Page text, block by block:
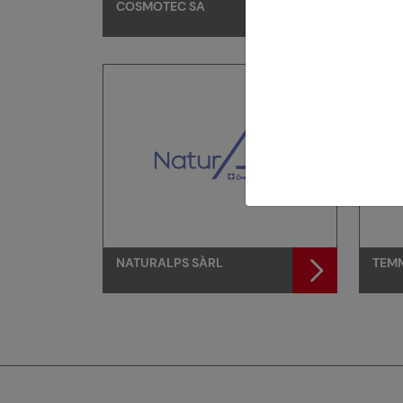
COSMOTEC SA
NATURALPS SÀRL